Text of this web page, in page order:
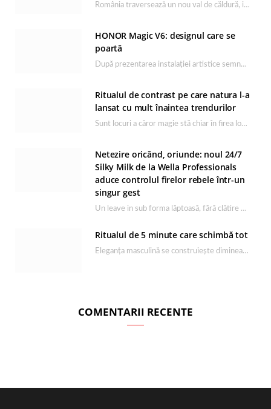
România traversează un nou val de căldură, iar rutina de îngrijire capătă un rol esențial…
HONOR Magic V6: designul care se
poartă
După prezentarea instalației artistice semnată de Catrinel Săbăciag în cadrul evenimentului de lansare HONOR Magic…
Ritualul de contrast pe care natura l-a
lansat cu mult înaintea trendurilor
Sunt locuri a căror magie stă chiar în firea lor naturală, iar Lacul Ursu din…
Netezire oricând, oriunde: noul 24/7
Silky Milk de la Wella Professionals
aduce controlul firelor rebele într-un
singur gest
Un leave in sub forma lăptoasă, fără clătire care completează rutina Ultimate Smooth și transformă…
Ritualul de 5 minute care schimbă tot
Eleganța masculină se construiește dimineața, în câteva minute și cu produsele potrivite. O rutină de…
COMENTARII RECENTE